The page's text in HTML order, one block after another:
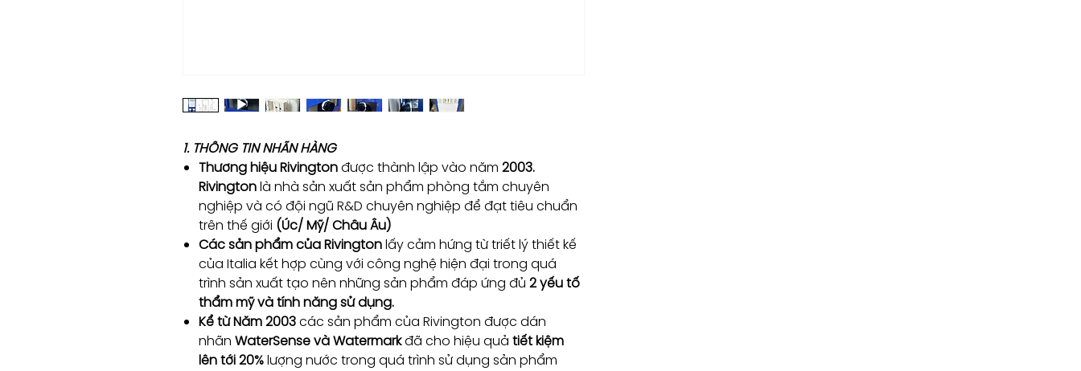
1. THÔNG TIN NHÃN HÀNG
Thương hiệu Rivingtonđược thành lập vào năm 2003.
Rivingtonlà nhà sản xuất sản phẩm phòng tắm chuyên
nghiệp và có đội ngũ R&D chuyên nghiệp để đạt tiêu chuẩn
trên thế giới (Úc/ Mỹ/ Châu Âu)
Các sản phẩm của Rivingtonlấy cảm hứng từ triết lý thiết kế
của Italia kết hợp cùng với công nghệ hiện đại trong quá
trình sản xuất tạo nên những sản phẩm đáp ứng đủ 2 yếu tố
thẩm mỹ và tính năng sử dụng.
Kể từ Năm 2003các sản phẩm của Rivington được dán
nhãn WaterSense và Watermarkđã cho hiệu quả tiết kiệm
lên tới 20%lượng nước trong quá trình sử dụng sản phẩm